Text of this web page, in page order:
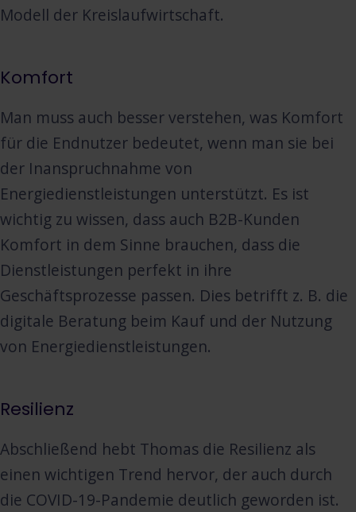
Modell der Kreislaufwirtschaft.
Komfort
Man muss auch besser verstehen, was Komfort
für die Endnutzer bedeutet, wenn man sie bei
der Inanspruchnahme von
Energiedienstleistungen unterstützt. Es ist
wichtig zu wissen, dass auch B2B-Kunden
Komfort in dem Sinne brauchen, dass die
Dienstleistungen perfekt in ihre
Geschäftsprozesse passen. Dies betrifft z. B. die
digitale Beratung beim Kauf und der Nutzung
von Energiedienstleistungen.
Resilienz
Abschließend hebt Thomas die Resilienz als
einen wichtigen Trend hervor, der auch durch
die COVID-19-Pandemie deutlich geworden ist.